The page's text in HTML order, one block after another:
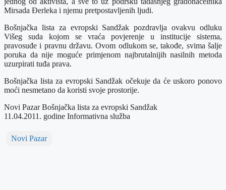
Mirsada Đerleka i njemu pretpostavljenih ljudi.
Bošnjačka lista za evropski Sandžak pozdravlja ovakvu odluku
Višeg suda kojom se vraća povjerenje u institucije sistema,
pravosuđe i pravnu državu. Ovom odlukom se, takođe, svima šalje
poruka da nije moguće primjenom najbrutalnijih nasilnih metoda
uzurpirati tuđa prava.
Bošnjačka lista za evropski Sandžak očekuje da će uskoro ponovo
moći nesmetano da koristi svoje prostorije.
Novi Pazar Bošnjačka lista za evropski Sandžak
11.04.2011. godine Informativna služba
Novi Pazar